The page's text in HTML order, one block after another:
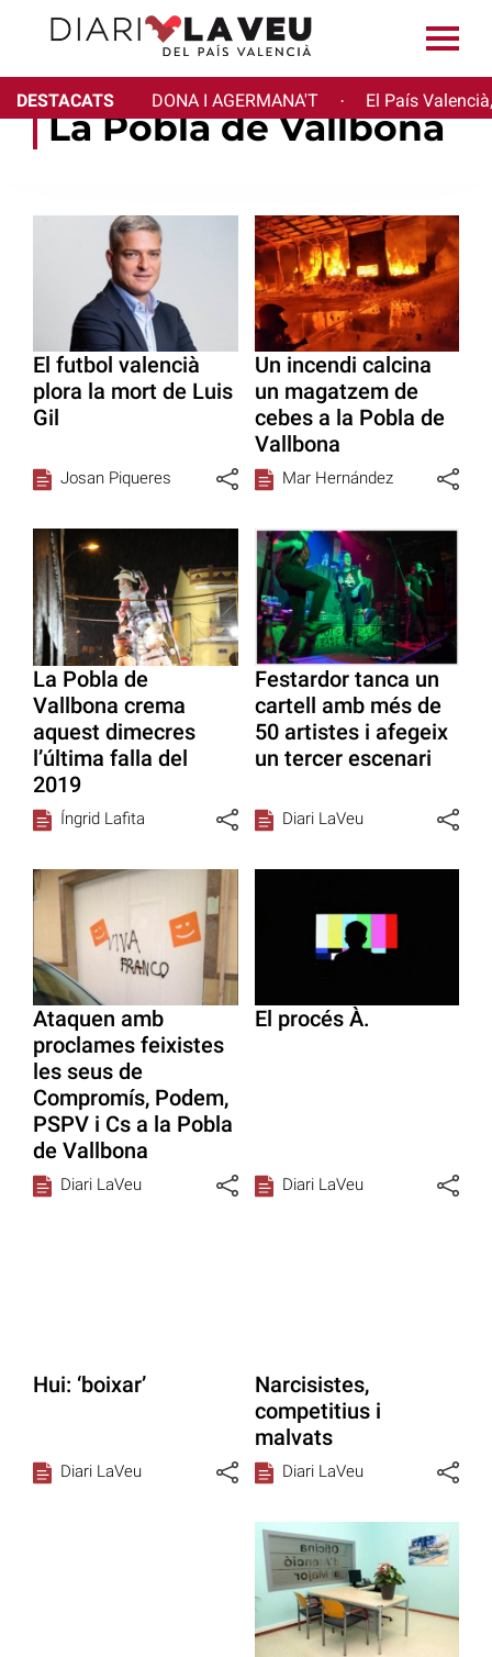
DESTACATS DONA I AGERMANA'T · El País
La Pobla de Vallbona
El futbol valencià
plora la mort de Luis
Gil
Josan Piqueres
Un incendi calcina
un magatzem de
cebes a la Pobla de
Vallbona
Mar Hernández
La Pobla de
Vallbona crema
aquest dimecres
l’última falla del
2019
Íngrid Lafita
Festardor tanca un
cartell amb més de
50 artistes i afegeix
un tercer escenari
Diari LaVeu
Ataquen amb
proclames feixistes
les seus de
Compromís, Podem,
PSPV i Cs a la Pobla
de Vallbona
Diari LaVeu
El procés À.
Diari LaVeu
Hui: ‘boixar’
Diari LaVeu
Narcisistes,
competitius i
malvats
Diari LaVeu